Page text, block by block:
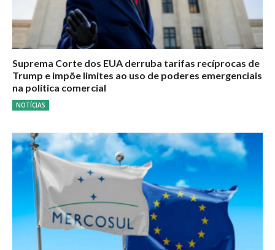
Suprema Corte dos EUA derruba tarifas recíprocas de
Trump e impõe limites ao uso de poderes emergenciais
na política comercial
NOTÍCIAS